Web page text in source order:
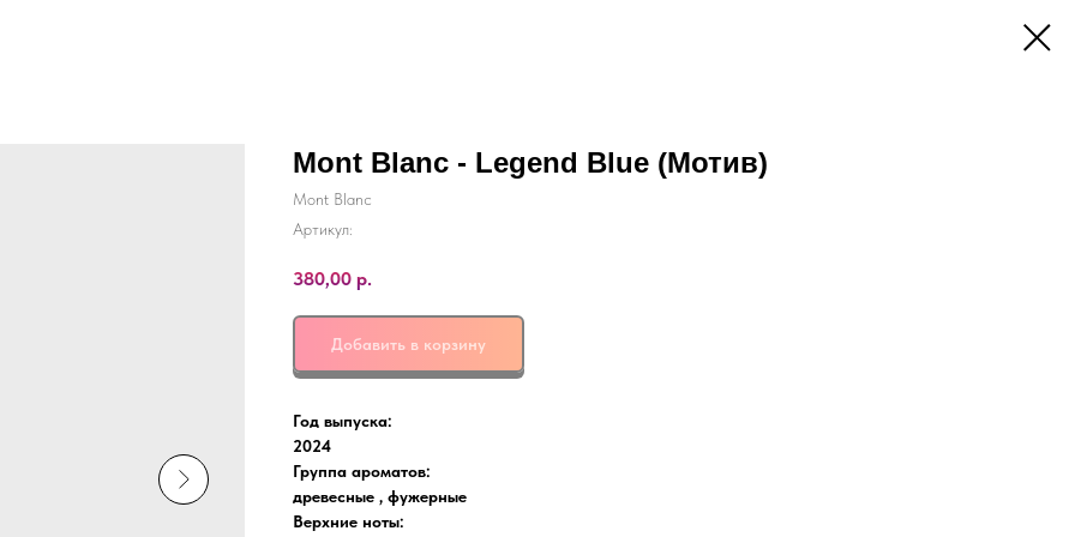
Mont Blanc - Legend Blue (мотив)
Mont Blanc
Артикул:
380,00 р.
Добавить в корзину
Год выпуска:
2024
Группа ароматов:
древесные , фужерные
Верхние ноты: